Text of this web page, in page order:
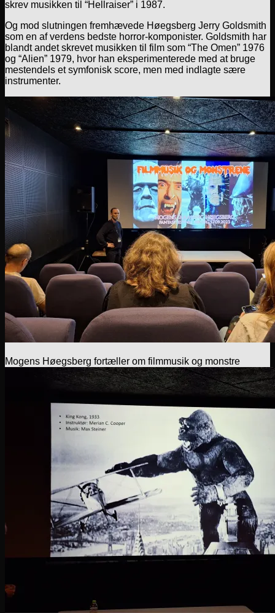
skrev musikken til “Hellraiser” i 1987.
Og mod slutningen fremhævede Høegsberg Jerry Goldsmith
som en af verdens bedste horror-komponister. Goldsmith har
blandt andet skrevet musikken til film som “The Omen” 1976
og “Alien” 1979, hvor han eksperimenterede med at bruge
mestendels et symfonisk score, men med indlagte sære
instrumenter.
Mogens Høegsberg fortæller om filmmusik og monstre